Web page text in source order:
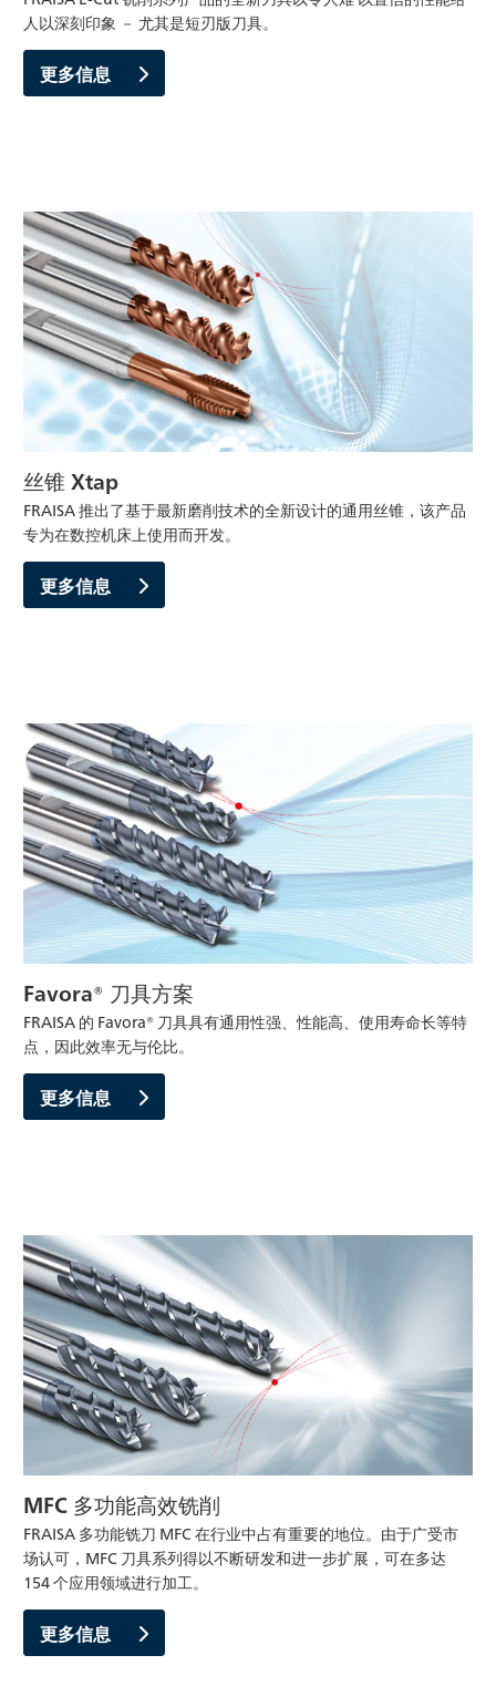
人以深刻印象 － 尤其是短刃版刀具。
更多信息
丝锥 Xtap
FRAISA 推出了基于最新磨削技术的全新设计的通用丝锥，该产品
专为在数控机床上使用而开发。
更多信息
Favora® 刀具方案
FRAISA 的 Favora® 刀具具有通用性强、性能高、使用寿命长等特
点，因此效率无与伦比。
更多信息
MFC 多功能高效铣削
FRAISA 多功能铣刀 MFC 在行业中占有重要的地位。由于广受市
场认可，MFC 刀具系列得以不断研发和进一步扩展，可在多达
154 个应用领域进行加工。
更多信息